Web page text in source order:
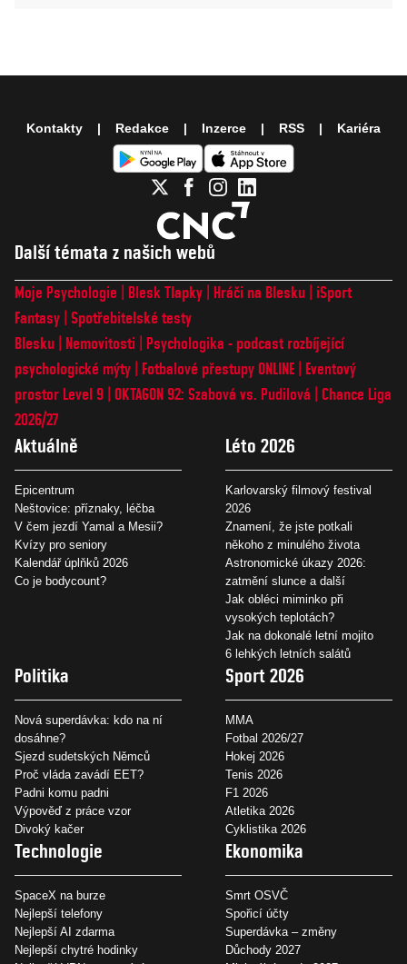
Další témata z našich webů
Moje Psychologie Blesk Tlapky Hráči na Blesku
iSport
Fantasy Spotřebitelské testy
Blesku
Nemovitosti
Psychologika - podcast rozbíjející
psychologické mýty
Fotbalové přestupy ONLINE
Eventový
prostor Level 9 OKTAGON 92: Szabová vs. Pudilová
Chance Liga
2026/27
Aktuálně
Epicentrum
Neštovice: příznaky, léčba
V čem jezdí Yamal a Mesii?
Kvízy pro seniory
Kalendář úplňků 2026
Co je bodycount?
Léto 2026
Karlovarský filmový festival
2026
Znamení, že jste potkali
někoho z minulého života
Astronomické úkazy 2026:
zatmění slunce a další
Jak obléci miminko při
vysokých teplotách?
Jak na dokonalé letní mojito
6 lehkých letních salátů
Politika
Nová superdávka: kdo na ní
dosáhne?
Sjezd sudetských Němců
Proč vláda zavádí EET?
Padni komu padni
Výpověď z práce vzor
Divoký kačer
Sport 2026
MMA
Fotbal 2026/27
Hokej 2026
Tenis 2026
F1 2026
Atletika 2026
Cyklistika 2026
Technologie
SpaceX na burze
Nejlepší telefony
Nejlepší AI zdarma
Nejlepší chytré hodinky
Ekonomika
Smrt OSVČ
Spořicí účty
Superdávka – změny
Důchody 2027
Kontakty Redakce Inzerce RSS Kariéra